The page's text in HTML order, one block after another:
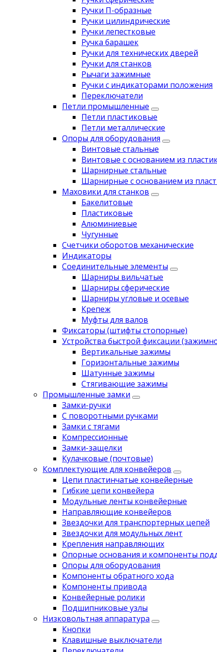
Ручки П-образные
Ручки цилиндрические
Ручки лепестковые
Ручка барашек
Ручки для технических дверей
Ручки для станков
Рычаги зажимные
Ручки с индикаторами положения
Переключатели
Петли промышленные
Петли пластиковые
Петли металлические
Опоры для оборудования
Винтовые стальные
Винтовые с основанием из
Шарнирные стальные
Шарнирные с основанием из
Маховики для станков
Бакелитовые
Пластиковые
Алюминиевые
Чугунные
Счетчики оборотов механические
Индикаторы
Соединительные элементы
Шарниры вильчатые
Шарниры сферические
Шарниры угловые и осевые
Крепеж
Муфты для валов
Фиксаторы (штифты стопорные)
Устройства быстрой фиксации
Вертикальные зажимы
Горизонтальные зажимы
Шатунные зажимы
Стягивающие зажимы
Промышленные замки
Замки-ручки
С поворотными ручками
Замки с тягами
Компрессионные
Замки-защелки
Кулачковые (почтовые)
Комплектующие для конвейеров
Цепи пластинчатые конвейерные
Гибкие цепи конвейера
Модульные ленты конвейерные
Направляющие конвейеров
Звездочки для транспортерных цепей
Звездочки для модульных лент
Крепления направляющих
Опорные основания и компоненты
Опоры для оборудования
Компоненты обратного хода
Компоненты привода
Koнвейерныe pолики
Подшипниковые узлы
Низковольтная аппаратура
Кнопки
Клавишные выключатели